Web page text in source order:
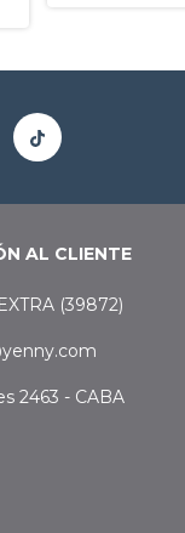
AL CLIENTE
(39872)
2463 - CABA